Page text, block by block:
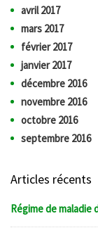
avril 2017
mars 2017
février 2017
janvier 2017
décembre 2016
novembre 2016
octobre 2016
septembre 2016
Articles récents
Régime de